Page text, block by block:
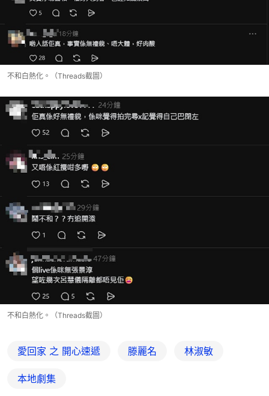
不和白熱化。（Threads截圖）
不和白熱化。（Threads截圖）
愛回家 之 開心速遞 滕麗名 林淑敏
本地劇集